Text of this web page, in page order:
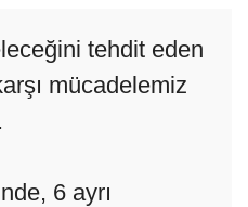
tehdit eden
mücadelemiz
6 ayrı